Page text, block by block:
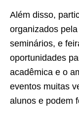
Além disso,
organizados
seminários, e
oportunidades
acadêmica e o
eventos muitas
alunos e podem